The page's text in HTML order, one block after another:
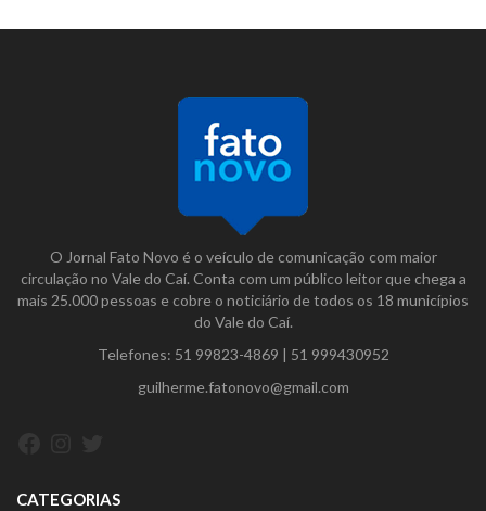
O Jornal Fato Novo é o veículo de comunicação com maior
circulação no Vale do Caí. Conta com um público leitor que chega a
mais 25.000 pessoas e cobre o noticiário de todos os 18 municípios
do Vale do Caí.
Telefones: 51 99823-4869 | 51 999430952
guilherme.fatonovo@gmail.com
CATEGORIAS